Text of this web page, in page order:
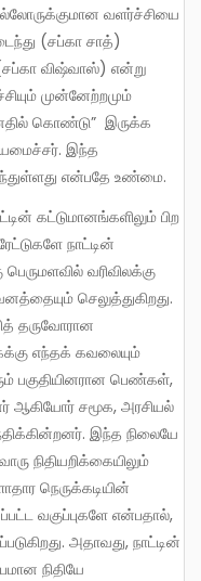
வளர்ச்சியை
(சப்கா சாத்)
விஷ்வாஸ்) என்று
முன்னேற்றமும்
கொண்டு” இருக்க
இந்த
என்பதே உண்மை.
நாட்டின்
வரிவிலக்கு
செலுத்துகிறது.
தருவோரான
எந்தக் கவலையும்
பகுதியினரான பெண்கள்,
ஆகியோர் சமூக, அரசியல்
இந்த நிலையே
நிதியறிக்கையிலும்
நெருக்கடியின்
வகுப்புகளே என்பதால்,
அதாவது, நாட்டின்
நிதியே